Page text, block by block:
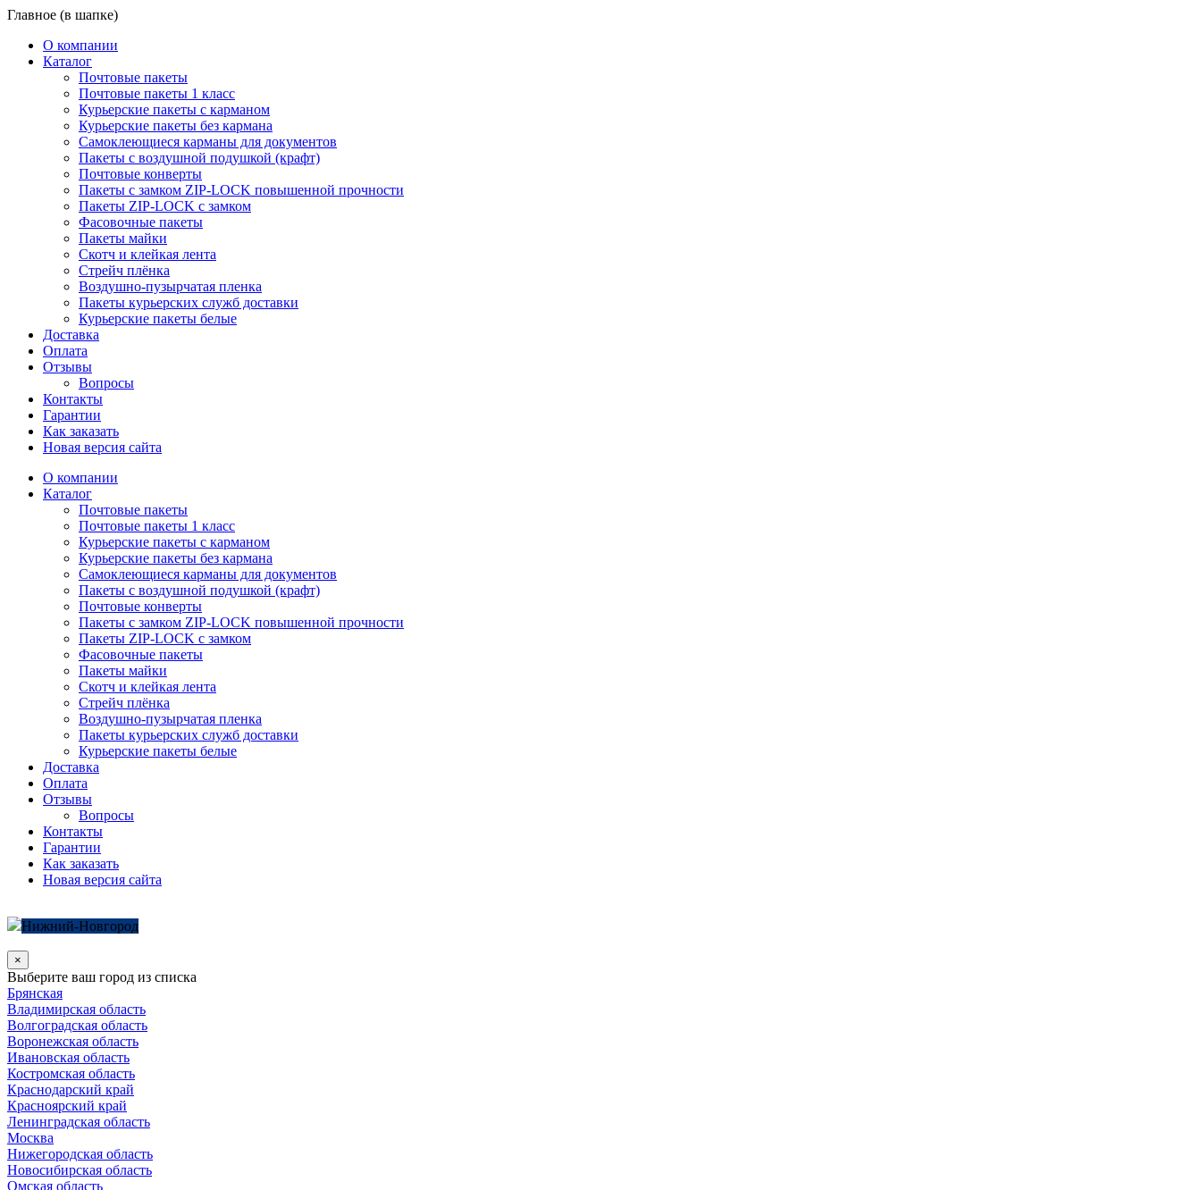
Главное (в шапке)
О компании
Каталог
Почтовые пакеты
Почтовые пакеты 1 класс
Курьерские пакеты с карманом
Курьерские пакеты без кармана
Самоклеющиеся карманы для документов
Пакеты с воздушной подушкой (крафт)
Почтовые конверты
Пакеты с замком ZIP-LOCK повышенной прочности
Пакеты ZIP-LOCK с замком
Фасовочные пакеты
Пакеты майки
Скотч и клейкая лента
Стрейч плёнка
Воздушно-пузырчатая пленка
Пакеты курьерских служб доставки
Курьерские пакеты белые
Доставка
Оплата
Отзывы
Вопросы
Контакты
Гарантии
Как заказать
Новая версия сайта
О компании
Каталог
Почтовые пакеты
Почтовые пакеты 1 класс
Курьерские пакеты с карманом
Курьерские пакеты без кармана
Самоклеющиеся карманы для документов
Пакеты с воздушной подушкой (крафт)
Почтовые конверты
Пакеты с замком ZIP-LOCK повышенной прочности
Пакеты ZIP-LOCK с замком
Фасовочные пакеты
Пакеты майки
Скотч и клейкая лента
Стрейч плёнка
Воздушно-пузырчатая пленка
Пакеты курьерских служб доставки
Курьерские пакеты белые
Доставка
Оплата
Отзывы
Вопросы
Контакты
Гарантии
Как заказать
Новая версия сайта
Нижний-Новгород
×
Выберите ваш город из списка
Брянская
Владимирская область
Волгоградская область
Воронежская область
Ивановская область
Костромская область
Краснодарский край
Красноярский край
Ленинградская область
Москва
Нижегородская область
Новосибирская область
Омская область